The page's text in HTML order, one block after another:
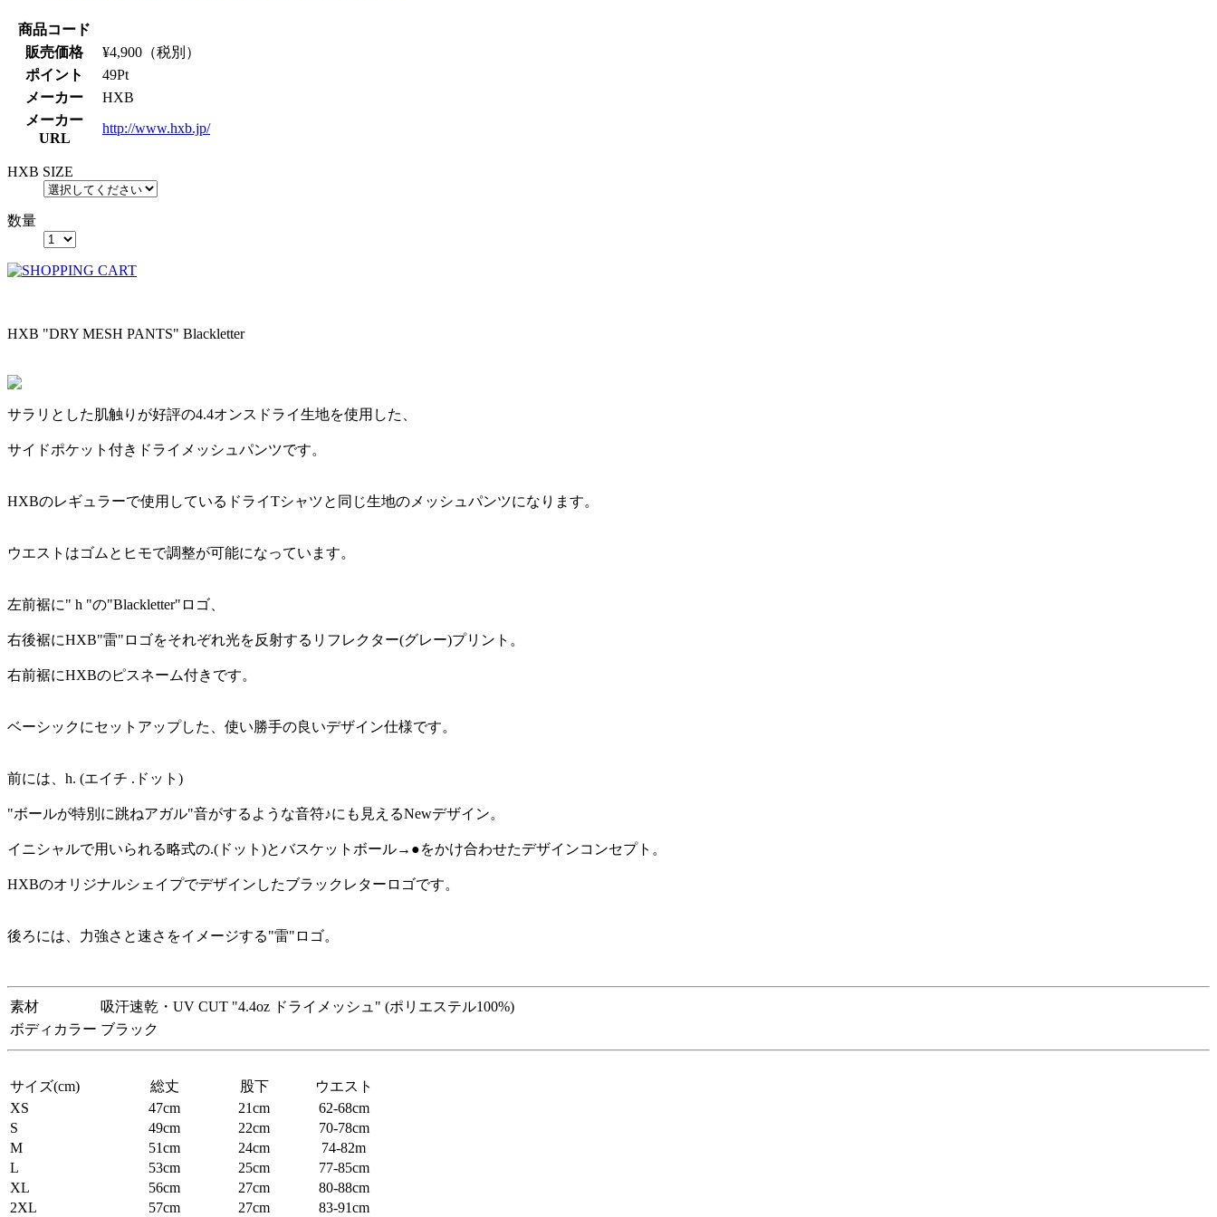
商品コード
販売価格
¥4,900 （税別）
ポイント
49Pt
メーカー
HXB
メーカー
URL
http://www.hxb.jp/
HXB SIZE
数量
HXB "DRY MESH PANTS" Blackletter
サラリとした肌触りが好評の4.4オンスドライ生地を使用した、
サイドポケット付きドライメッシュパンツです。
HXBのレギュラーで使用しているドライTシャツと同じ生地のメッシュパンツになります。
ウエストはゴムとヒモで調整が可能になっています。
左前裾に" h "の"Blackletter"ロゴ、
右後裾にHXB"雷"ロゴをそれぞれ光を反射するリフレクター(グレー)プリント。
右前裾にHXBのピスネーム付きです。
ベーシックにセットアップした、使い勝手の良いデザイン仕様です。
前には、h. (エイチ .ドット)
"ボールが特別に跳ねアガル"音がするような音符♪にも見えるNewデザイン。
イニシャルで用いられる略式の.(ドット)とバスケットボール→●をかけ合わせたデザインコンセプト。
HXBのオリジナルシェイプでデザインしたブラックレターロゴです。
後ろには、力強さと速さをイメージする"雷"ロゴ。
素材
吸汗速乾・UV CUT "4.4oz ドライメッシュ" (ポリエステル100%)
ボディカラー ブラック
サイズ(cm) 総丈 股下
ウエスト
XS
47cm 21cm
62-68cm
S
49cm 22cm
70-78cm
M
51cm 24cm
74-82m
L
53cm 25cm
77-85cm
XL
56cm 27cm
80-88cm
2XL
57cm 27cm
83-91cm